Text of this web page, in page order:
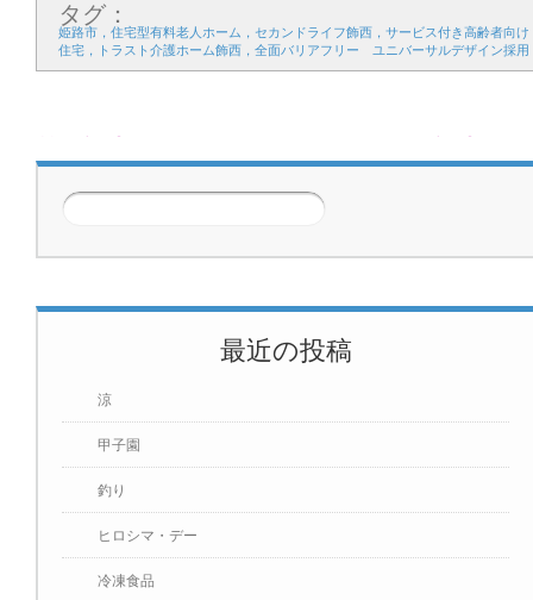
タグ：
姫路市，住宅型有料老人ホーム，セカンドライフ飾西，サービス付き高齢者向け
住宅，トラスト介護ホーム飾西，全面バリアフリー ユニバーサルデザイン採用
最近の投稿
涼
甲子園
釣り
ヒロシマ・デー
冷凍食品